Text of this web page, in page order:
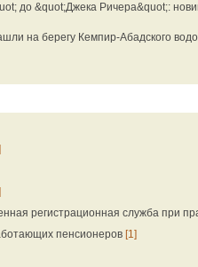
до &quot;Джека Ричера&quot;:
на берегу Кемпир-Абадского
регистрационная служба при
пенсионеров [1]